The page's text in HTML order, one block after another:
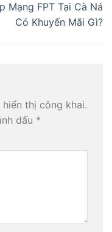
Mạng FPT Tại Cà Ná
Có Khuyến Mãi Gì?
thị công khai.
dấu *